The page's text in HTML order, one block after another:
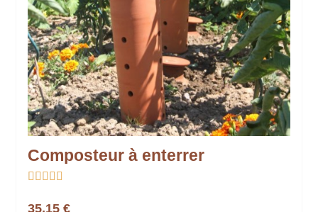
Composteur à enterrer
    
35,15 €